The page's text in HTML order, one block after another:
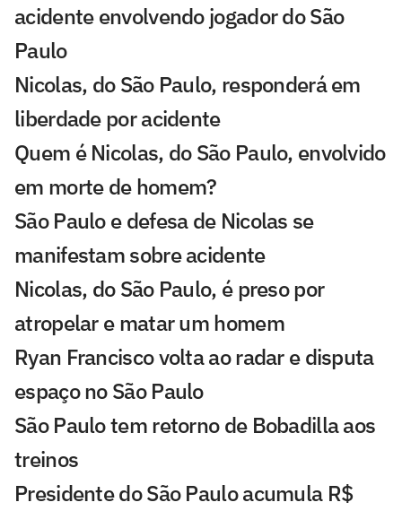
acidente envolvendo jogador do São
Paulo
Nicolas, do São Paulo, responderá em
liberdade por acidente
Quem é Nicolas, do São Paulo, envolvido
em morte de homem?
São Paulo e defesa de Nicolas se
manifestam sobre acidente
Nicolas, do São Paulo, é preso por
atropelar e matar um homem
Ryan Francisco volta ao radar e disputa
espaço no São Paulo
São Paulo tem retorno de Bobadilla aos
treinos
Presidente do São Paulo acumula R$